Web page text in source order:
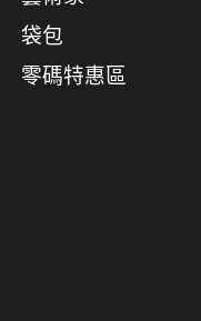
袋包
零碼特惠區